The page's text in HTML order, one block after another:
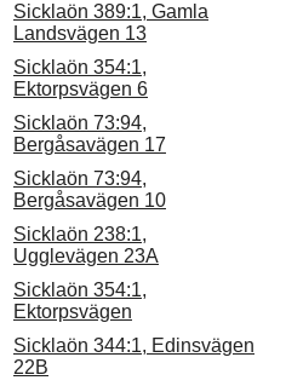
Sicklaön 389:1, Gamla
Landsvägen 13
Sicklaön 354:1,
Ektorpsvägen 6
Sicklaön 73:94,
Bergåsavägen 17
Sicklaön 73:94,
Bergåsavägen 10
Sicklaön 238:1,
Ugglevägen 23A
Sicklaön 354:1,
Ektorpsvägen
Sicklaön 344:1, Edinsvägen
22B